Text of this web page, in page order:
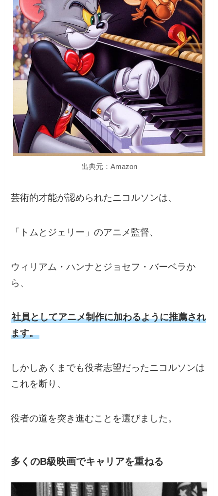
出典元：Amazon
芸術的才能が認められたニコルソンは、
「トムとジェリー」のアニメ監督、
ウィリアム・ハンナとジョセフ・バーベラか
ら、
社員としてアニメ制作に加わるように推薦され
ます。
しかしあくまでも役者志望だったニコルソンは
これを断り、
役者の道を突き進むことを選びました。
多くのB級映画でキャリアを重ねる